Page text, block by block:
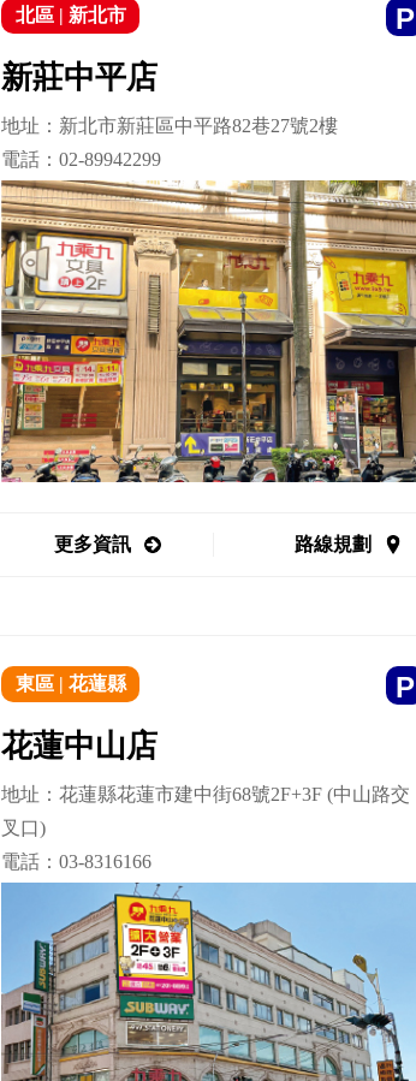
P
北區| 新北市
新莊中平店
地址：新北市新莊區中平路82巷27號2樓
電話：02-89942299
更多資訊 路線規劃
P
東區| 花蓮縣
花蓮中山店
地址：花蓮縣花蓮市建中街68號2F+3F (中山路交
叉口)
電話：03-8316166